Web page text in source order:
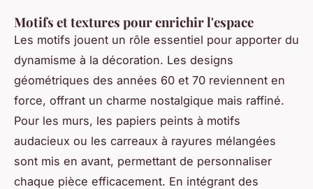
Motifs et textures pour enrichir l'espace
Les motifs jouent un rôle essentiel pour apporter du
dynamisme à la décoration. Les designs
géométriques des années 60 et 70 reviennent en
force, offrant un charme nostalgique mais raffiné.
Pour les murs, les papiers peints à motifs
audacieux ou les carreaux à rayures mélangées
sont mis en avant, permettant de personnaliser
chaque pièce efficacement. En intégrant des